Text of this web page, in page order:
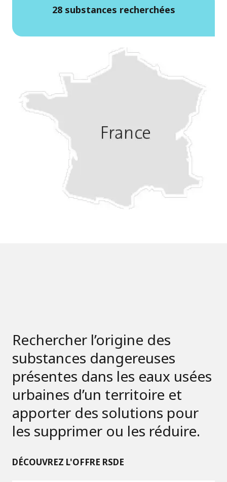
28 substances recherchées
Rechercher l’origine des
substances dangereuses
présentes dans les eaux usées
urbaines d’un territoire et
apporter des solutions pour
les supprimer ou les réduire.
DÉCOUVREZ L'OFFRE RSDE